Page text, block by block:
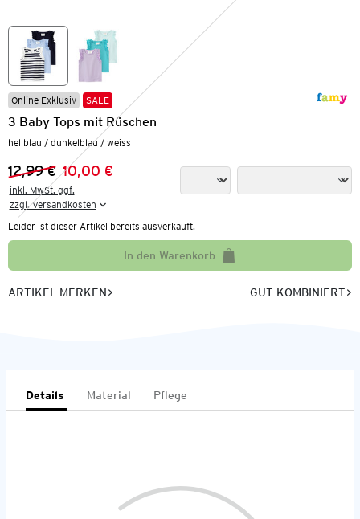
Online Exklusiv SALE
3 Baby Tops mit Rüschen
hellblau / dunkelblau / weiss
Vorheriger Preis:
12,99 €
Neuer Preis:
10,00 €
inkl. MwSt. ggf.
zzgl. Versandkosten
Leider ist dieser Artikel bereits ausverkauft.
In den Warenkorb
ARTIKEL MERKEN GUT KOMBINIERT
Details Material Pflege